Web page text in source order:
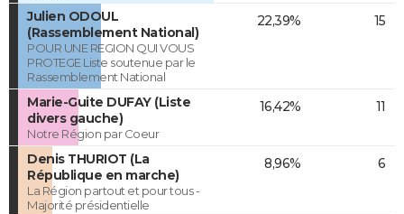
Julien ODOUL
(Rassemblement National)
POUR UNE REGION QUI VOUS
PROTEGE Liste soutenue par le
Rassemblement National
22,39% 15
Marie-Guite DUFAY (Liste
divers gauche)
Notre Région par Coeur
16,42% 11
Denis THURIOT (La
République en marche)
La Région partout et pour tous -
Majorité présidentielle
8,96% 6